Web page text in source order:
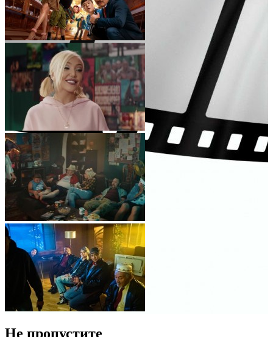
Не пропустите